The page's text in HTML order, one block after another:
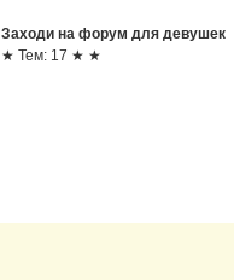
Заходи на форум для девушек
★ Тем: 17 ★ ★